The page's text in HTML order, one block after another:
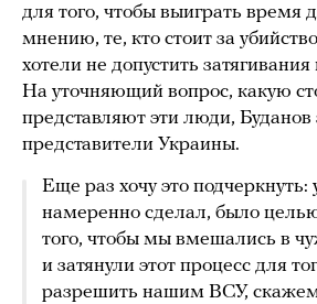
для того, чтобы выиграть время
мнению, те, кто стоит за
хотели не допустить затягивания
На уточняющий вопрос, какую
представляют эти люди, Буданов
представители Украины.
Еще раз хочу это подчеркнуть:
намеренно сделал, было
того, чтобы мы вмешались в
и затянули этот процесс для
разрешить нашим ВСУ, скажем